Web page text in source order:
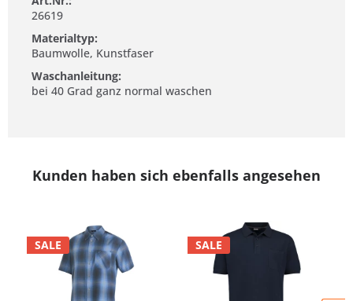
26619
Materialtyp:
Baumwolle, Kunstfaser
Waschanleitung:
bei 40 Grad ganz normal waschen
Kunden haben sich ebenfalls angesehen
SALE SALE